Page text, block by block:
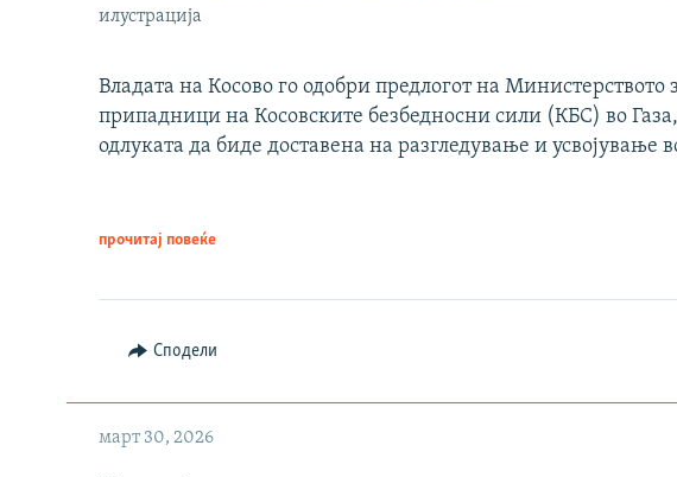
илустрација
Владата на Косово го одобри предлогот на Министерството
припадници на Косовските безбедносни сили (КБС) во
одлуката да биде доставена на разгледување и усвојување
прочитај повеќе
Сподели
март 30, 2026